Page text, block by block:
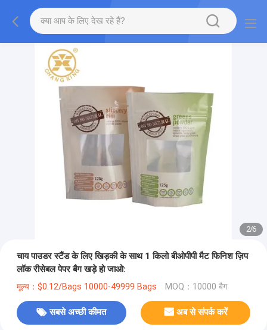
2/6
चाय पाउडर स्टैंड के लिए खिड़की के साथ 1 किलो बीओपीपी मैट फिनिश ज़िप
लॉक रीसेबल पेपर बैग खड़े हो जाओ:
मूल्य：$0.12/Bags 10000-49999 Bags MOQ：10000 बैग
सबसे अच्छी कीमत अब से संपर्क करें